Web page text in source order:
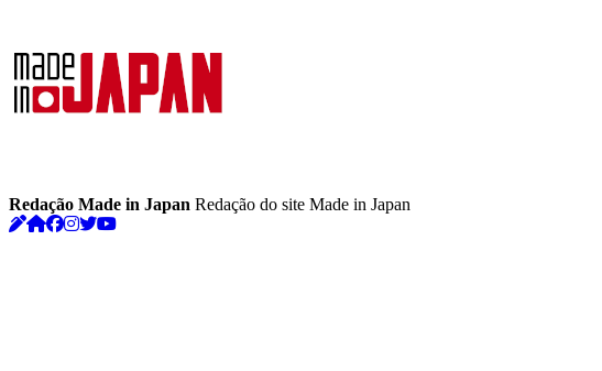
Redação Made in Japan Redação do site Made in Japan